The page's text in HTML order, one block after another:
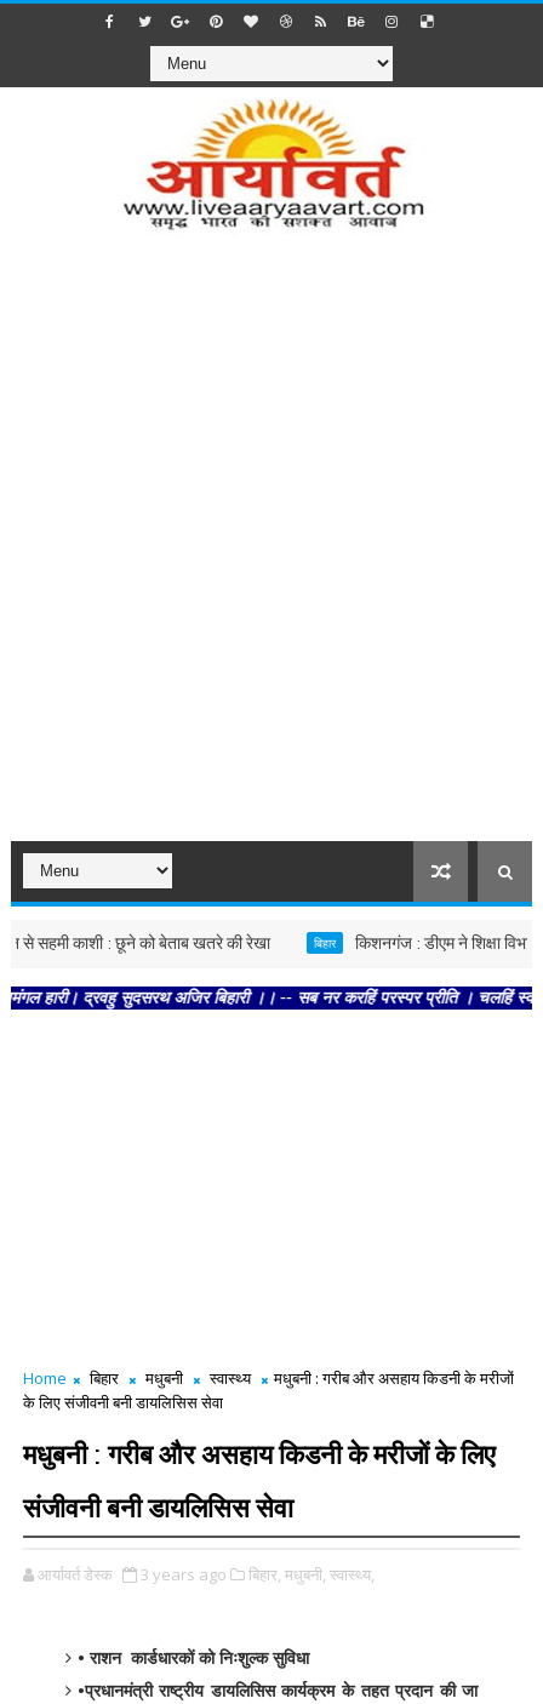
काशी : छूने को बेताब खतरे की रेखा बिहार किशनगंज : डीएम ने शिक्षा विभाग की
द्रवहु सुदसरथ अजिर बिहारी ।। -- सब नर करहिं परस्पर प्रीति । चलहिं स्वधर्म
Home बिहार मधुबनी स्वास्थ्य
मधुबनी : गरीब और असहाय किडनी के मरीजों
के लिए संजीवनी बनी डायलिसिस सेवा
मधुबनी : गरीब और असहाय किडनी के मरीजों के लिए
संजीवनी बनी डायलिसिस सेवा
आर्यावर्त डेस्क 3 years ago बिहार, मधुबनी, स्वास्थ्य,
• राशन कार्डधारकों को निःशुल्क सुविधा
•प्रधानमंत्री राष्ट्रीय डायलिसिस कार्यक्रम के तहत प्रदान की जा